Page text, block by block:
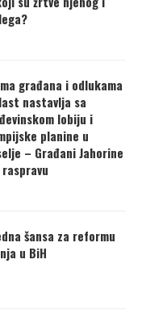
građana i odlukama
nastavlja sa
lobiju i
planine u
– Građani Jahorine
šansa za reformu
u BiH